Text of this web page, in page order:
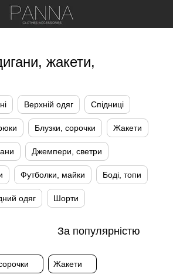
жакети,
Верхній одяг Спідниці
Блузки, сорочки Жакети
Джемпери, светри
Футболки, майки Боді, топи
одяг Шорти
За популярністю
Жакети